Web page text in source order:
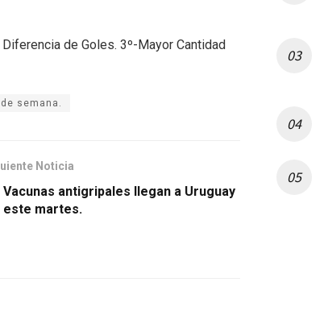
de Goles. 3º-Mayor Cantidad
semana.
Noticia
Vacunas antigripales llegan a Uruguay
este martes.